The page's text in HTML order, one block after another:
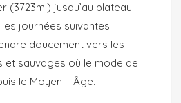
(3723m.) jusqu’au plateau
les journées suivantes
doucement vers les
et sauvages où le mode de
le Moyen – Âge.